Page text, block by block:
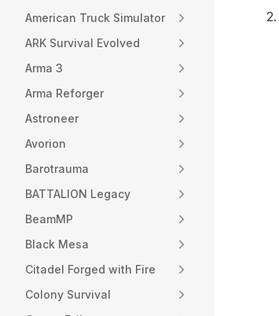
American Truck Simulator
ARK Survival Evolved
Arma 3
Arma Reforger
Astroneer
Avorion
Barotrauma
BATTALION Legacy
BeamMP
Black Mesa
Citadel Forged with Fire
Colony Survival